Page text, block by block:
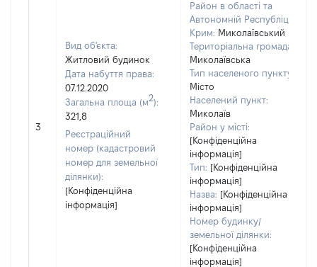
3
Вид об'єкта:
Житловий будинок
Дата набуття права:
07.12.2020
Загальна площа (м2):
321,8
Реєстраційний
номер (кадастровий
номер для земельної
ділянки):
[Конфіденційна
інформація]
Район в області та
Автономній Республіці
Крим: Миколаївський
Територіальна громада:
Миколаївська
Тип населеного пункту:
Місто
Населений пункт:
Миколаїв
Район у місті:
[Конфіденційна
інформація]
Тип: [Конфіденційна
інформація]
Назва: [Конфіденційна
інформація]
Номер будинку/
земельної ділянки:
[Конфіденційна
інформація]